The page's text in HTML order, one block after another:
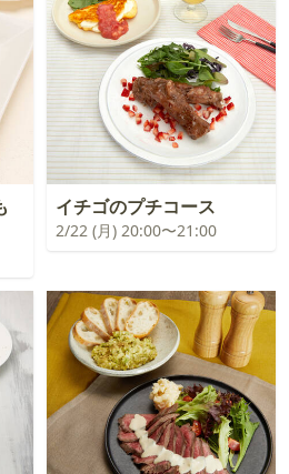
イチゴのプチコース
2/22 (月) 20:00〜21:00